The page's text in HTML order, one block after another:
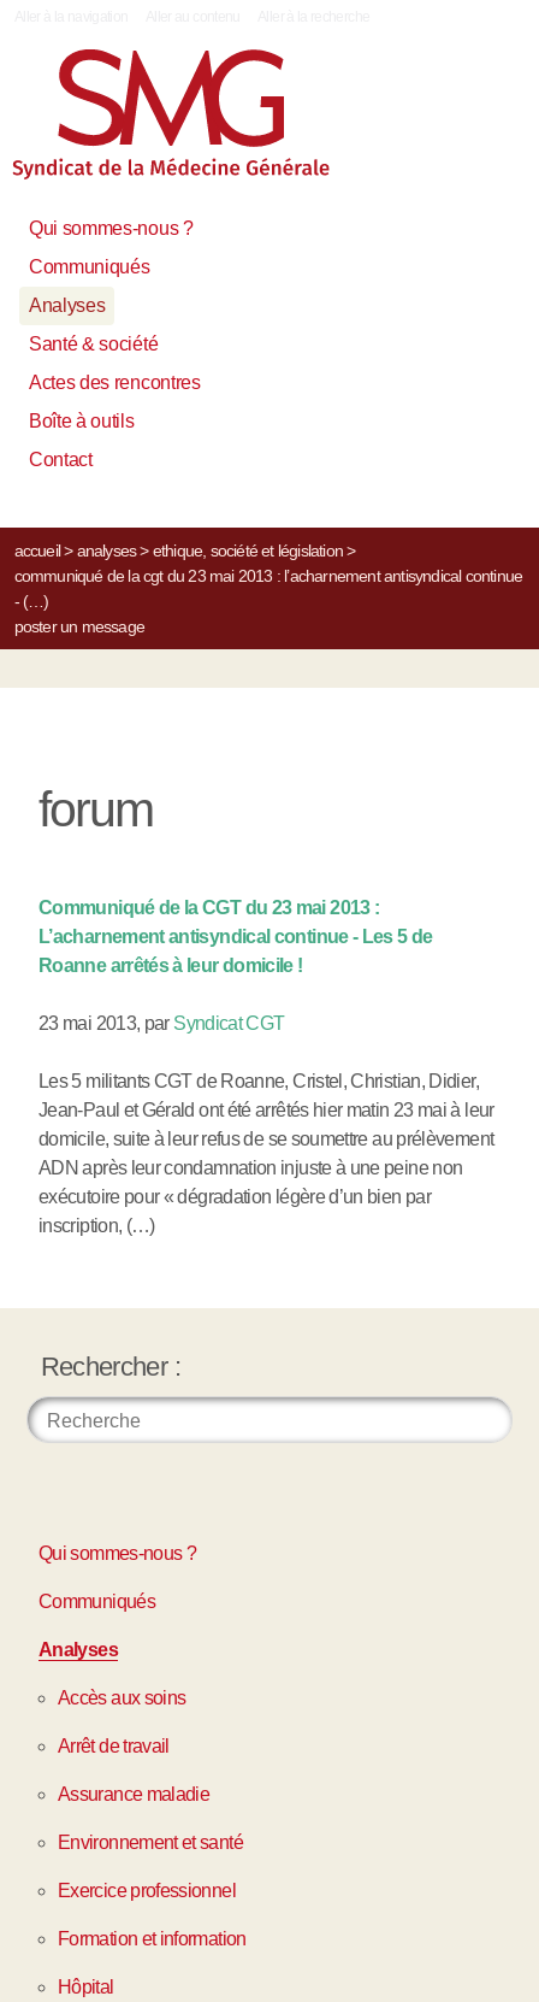
Qui sommes-nous ?
Communiqués
Analyses
Santé & société
Actes des rencontres
Boîte à outils
Contact
accueil> analyses> ethique, société et législation>
communiqué de la cgt du 23 mai 2013 : l’acharnement antisyndical continue
- (…)
poster un message
forum
Communiqué de la CGT du 23 mai 2013 :
L’acharnement antisyndical continue - Les 5 de
Roanne arrêtés à leur domicile !
23 mai 2013, par Syndicat CGT
Les 5 militants CGT de Roanne, Cristel, Christian, Didier,
Jean-Paul et Gérald ont été arrêtés hier matin 23 mai à leur
domicile, suite à leur refus de se soumettre au prélèvement
ADN après leur condamnation injuste à une peine non
exécutoire pour « dégradation légère d’un bien par
inscription, (…)
Rechercher :
Qui sommes-nous ?
Communiqués
Analyses
Accès aux soins
Arrêt de travail
Assurance maladie
Environnement et santé
Exercice professionnel
Formation et information
Hôpital